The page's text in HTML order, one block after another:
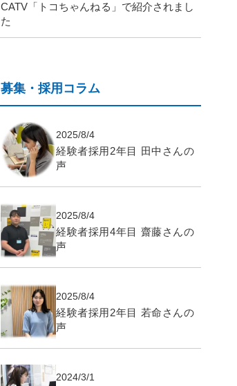
CATV「トコちゃんねる」で紹介されまし
た
募集・採用コラム
2025/8/4
経験者採用2年目 田中さんの
声
2025/8/4
経験者採用4年目 齋藤さんの
声
2025/8/4
経験者採用2年目 若命さんの
声
2024/3/1